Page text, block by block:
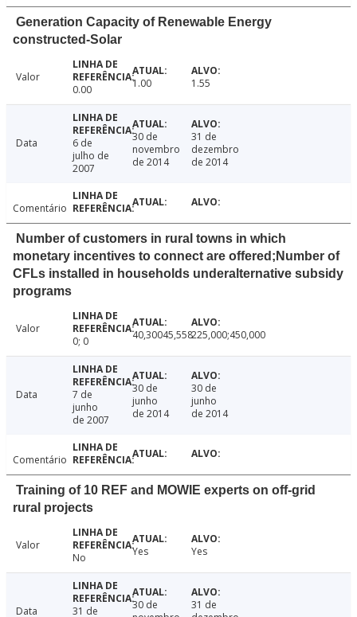
Generation Capacity of Renewable Energy
constructed-Solar
Valor
0.00
1.00 1.55
Data
6 de
julho de
2007
30 de
novembro
de 2014
31 de
dezembro
de 2014
Comentário
Number of customers in rural towns in which
monetary incentives to connect are offered;Number of
CFLs installed in households underalternative subsidy
programs
Valor
0; 0
40,30045,558225,000;450,000
Data
7 de
junho
de 2007
30 de
junho
de 2014
30 de
junho
de 2014
Comentário
Training of 10 REF and MOWIE experts on off-grid
rural projects
Valor
No
Yes Yes
Data 31 de
30 de
31 de